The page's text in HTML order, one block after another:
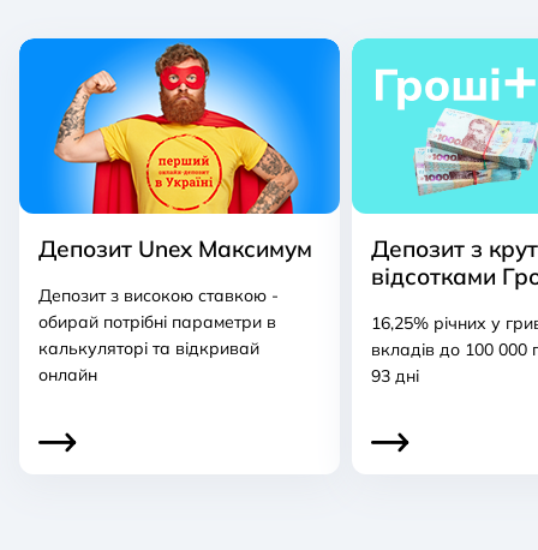
Депозит Unex Максимум
Депозит з високою ставкою -
обирай потрібні параметри в
калькуляторі та відкривай
онлайн
Депозит з
відсотками
16,25% річних у
вкладів до 100 000
93 дні